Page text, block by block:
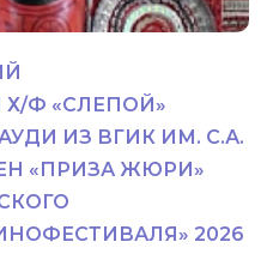
Ф «СЛЕПОЙ»
ИЗ ВГИК ИМ. С.А.
«ПРИЗА ЖЮРИ»
2026